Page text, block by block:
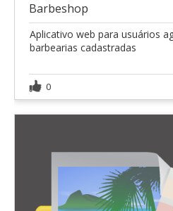
Barbeshop
Aplicativo web para usuários
barbearias cadastradas
0